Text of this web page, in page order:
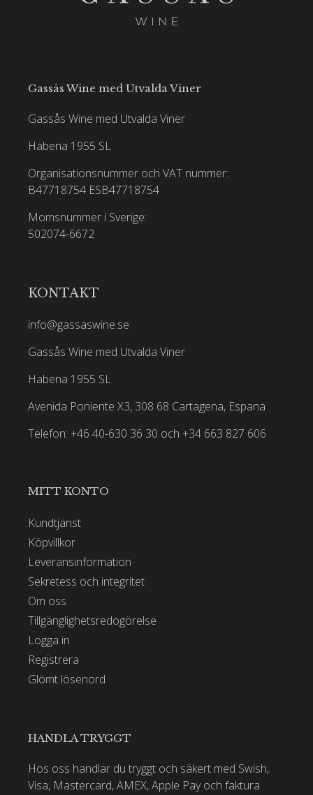
Gassås Wine med Utvalda Viner
Gassås Wine med Utvalda Viner
Habena 1955 SL
Organisationsnummer och VAT nummer:
B47718754 ESB47718754
Momsnummer i Sverige:
502074-6672
KONTAKT
info@gassaswine.se
Gassås Wine med Utvalda Viner
Habena 1955 SL
Avenida Poniente X3, 308 68 Cartagena, Espana
Telefon: +46 40-630 36 30 och +34 663 827 606
MITT KONTO
Kundtjänst
Köpvillkor
Leveransinformation
Sekretess och integritet
Om oss
Tillgänglighetsredogörelse
Logga in
Registrera
Glömt lösenord
HANDLA TRYGGT
Hos oss handlar du tryggt och säkert med Swish,
Visa, Mastercard, AMEX, Apple Pay och faktura